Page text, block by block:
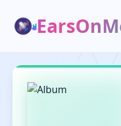
打分
删除确认